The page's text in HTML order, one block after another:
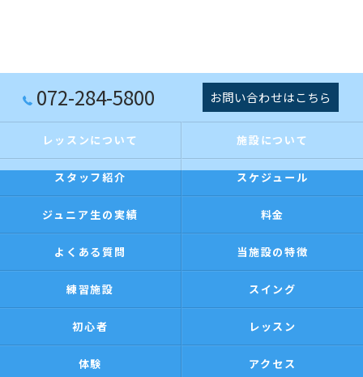
072-284-5800 お問い合わせはこちら
レッスンについて 施設について
スタッフ紹介 スケジュール
ジュニア生の実績 料金
よくある質問 当施設の特徴
練習施設 スイング
初心者 レッスン
体験 アクセス